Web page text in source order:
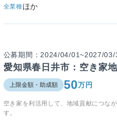
全業種ほか
公募期間：2024/04/01~2027/03/
愛知県春日井市：空き家
上限金額・助成額 50万円
空き家を利活用して、地域貢献につな
す。